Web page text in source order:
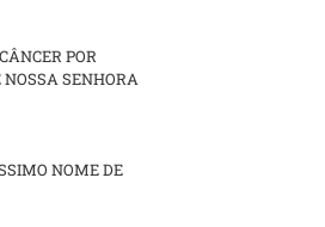
POR
NOSSA SENHORA
NOME DE